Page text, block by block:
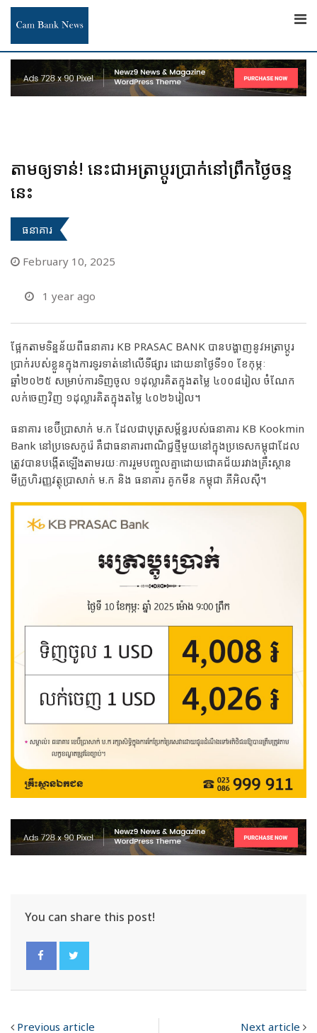
Skip
content
តាមឲ្យទាន់! នេះជាអត្រាប្តូរប្រាក់នៅព្រឹកថ្ងៃចន្ទ
នេះ
ធនាគារ
February 10, 2025
1 year ago
ផ្អែកតាមទិន្នន័យពីធនាគារ KB PRASAC BANK បានបង្ហាញនូវអត្រាប្តូរ
ប្រាក់របស់ខ្លួនក្នុងការទូរទាត់នៅលើទីផ្សារ ដោយនាថ្ងៃទី១០ ខែកុម្ភៈ
ឆ្នាំ២០២៥ សម្រាប់ការទិញចូល ១ដុល្លារគិតក្នុងតម្លៃ ៤០០៨រៀល ចំណែក
លក់ចេញវិញ ១ដុល្លារគិតក្នុងតម្លៃ ៤០២៦រៀល។
ធនាគារ​ ខេ​ប៊ី​ប្រា​សាក់​ ​ម​.​ក​ ​ដែល​ជា​បុត្រ​ស​ម្ព័ន្ធ​របស់​ធនាគារ​ KB Kook​m​in​
​Bank​ ​នៅ​ប្រទេស​កូរ៉េ ​គឺជា​ធនាគារ​ពាណិជ្ជ​ថ្មី​មួយ​នៅ​ក្នុង​ប្រទេស​កម្ពុជា​ដែល​
ត្រូវ​បាន​បង្កើត​ឡើង​តាមរយៈ​ការ​រួមបញ្ចូល​គ្នា​ដោយ​ជោគជ័យ​រវាង​គ្រឹះស្ថាន​
មីក្រូ​ហិរញ្ញវត្ថុ​ប្រា​សាក់​ ​ម​.​ក​ ​និង​ ​ធនាគារ​ ​គូក​មីន​ កម្ពុជា​ ​ភី​អិ​ល​ស៊ី​។​
You can share this post!
Previous article Next article